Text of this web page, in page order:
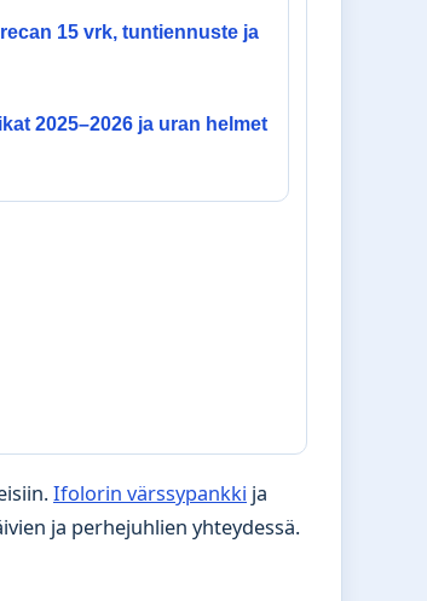
15 vrk, tuntiennuste ja
2025–2026 ja uran helmet
Ifolorin värssypankki ja
ja perhejuhlien yhteydessä.